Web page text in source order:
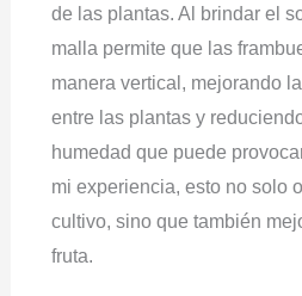
de las plantas. Al brindar el
malla permite que las
manera vertical, mejorando
entre las plantas y
humedad que puede
mi experiencia, esto no solo
cultivo, sino que también
fruta.